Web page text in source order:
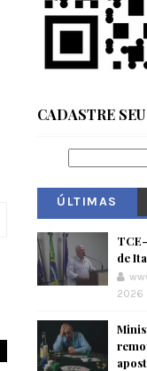
CADASTRE
ÚLTIMAS
de
2026